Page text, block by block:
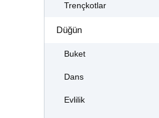
Trençkotlar
Düğün
Buket
Dans
Evlilik